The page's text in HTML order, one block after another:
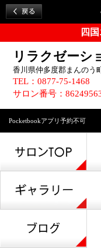
四
リラクゼーシ
香川県仲多度郡まんのう
TEL：0877-75-1468
サロン番号：
Pocketbookアプリ予約不可